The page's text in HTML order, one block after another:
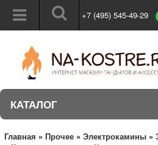
+7 (495) 545-49-29
КАТАЛОГ
Главная » Прочее » Электрокамины »